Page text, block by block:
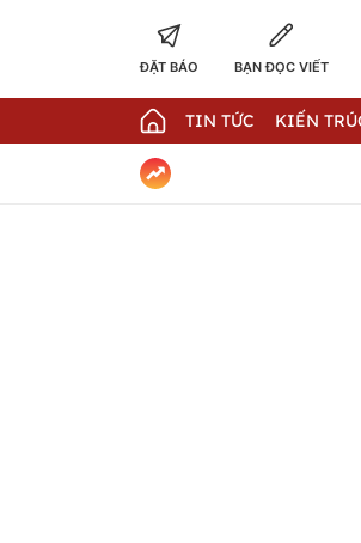
ĐẶT BÁO BẠN ĐỌC VIẾT
TIN TỨC KIẾN